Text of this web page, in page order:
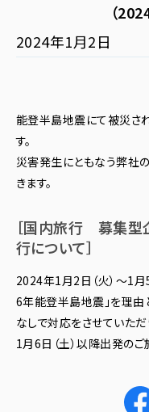
（
2024年1月2日
能登半島地震にて被災さ
す。
災害発生にともなう弊社
きます。
［国内旅行 募集型
行について］
2024年1月2日（火）～1月
6年能登半島地震」を理由
なしで対応をさせていただ
1月6日（土）以降出発のご